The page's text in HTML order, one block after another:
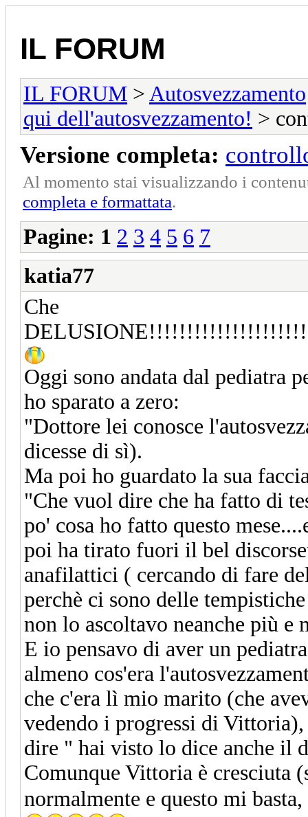
IL FORUM
IL FORUM > Autosvezzamento
qui dell'autosvezzamento! >
Versione completa:
Al momento stai visualizzando i
completa e formattata.
Pagine: 1 2 3 4 5 6 7
katia77
Che
Oggi sono andata dal pediatra
ho sparato a zero:
"Dottore lei conosce
dicesse di sì).
Ma poi ho guardato la sua
"Che vuol dire che ha fatto di
po' cosa ho fatto questo
poi ha tirato fuori il bel
anafilattici ( cercando di fare
perchè ci sono delle
non lo ascoltavo neanche più e
E io pensavo di aver un
almeno cos'era
che c'era lì mio marito (che
vedendo i progressi di
dire " hai visto lo dice anche il
Comunque Vittoria è cresciuta
normalmente e questo mi